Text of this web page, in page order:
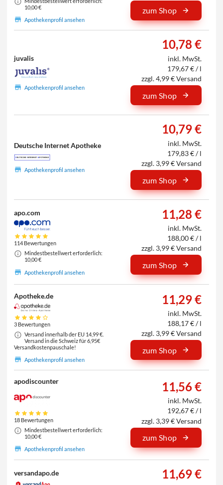
10,00 €
Apothekenprofil ansehen
zum Shop
juvalis
Apothekenprofil ansehen
10,78 €
inkl. MwSt.
179,67 € / l
zzgl. 4,99 € Versand
zum Shop
Deutsche Internet Apotheke
Apothekenprofil ansehen
10,79 €
inkl. MwSt.
179,83 € / l
zzgl. 3,99 € Versand
zum Shop
apo.com
114 Bewertungen
Mindestbestellwert erforderlich:
10,00 €
Apothekenprofil ansehen
11,28 €
inkl. MwSt.
188,00 € / l
zzgl. 3,99 € Versand
zum Shop
Apotheke.de
3 Bewertungen
Versand innerhalb der EU 14,99 €.
Versand in die Schweiz für 6,95€
Versandkostenpauschale!
Apothekenprofil ansehen
11,29 €
inkl. MwSt.
188,17 € / l
zzgl. 3,99 € Versand
zum Shop
apodiscounter
18 Bewertungen
Mindestbestellwert erforderlich:
10,00 €
Apothekenprofil ansehen
11,56 €
inkl. MwSt.
192,67 € / l
zzgl. 3,39 € Versand
zum Shop
versandapo.de 11,69 €